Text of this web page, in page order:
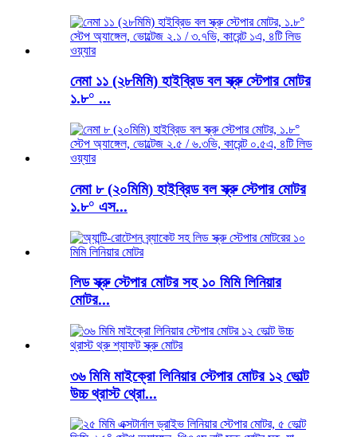
নেমা ১১ (২৮মিমি) হাইব্রিড বল স্ক্রু স্টেপার মোটর
১.৮° ...
নেমা ৮ (২০মিমি) হাইব্রিড বল স্ক্রু স্টেপার মোটর
১.৮° এস...
লিড স্ক্রু স্টেপার মোটর সহ ১০ মিমি লিনিয়ার
মোটর...
৩৬ মিমি মাইক্রো লিনিয়ার স্টেপার মোটর ১২ ভোল্ট
উচ্চ থ্রাস্ট থ্রো...